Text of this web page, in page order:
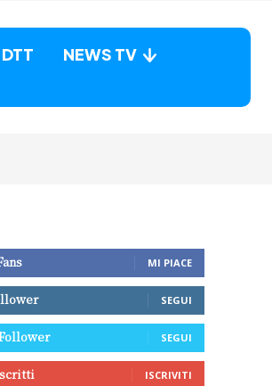
NEWS TV
MI PIACE
SEGUI
SEGUI
ISCRIVITI